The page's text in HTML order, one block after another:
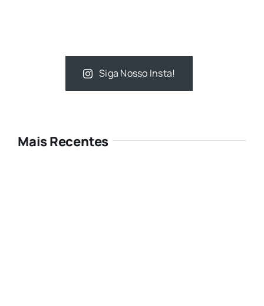
Siga Nosso Insta!
Mais Recentes